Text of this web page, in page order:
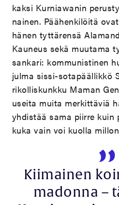
kaksi Kurniawanin
nainen. Päähenkilöitä
hänen tyttärensä
Kauneus sekä muutama
sankari: kommunistinen
julma sissi-sotapäällikkö
rikolliskunkku Maman
useita muita merkittäviä
yhdistää sama piirre kuin
kuka vain voi kuolla
Kiimainen
madonna –